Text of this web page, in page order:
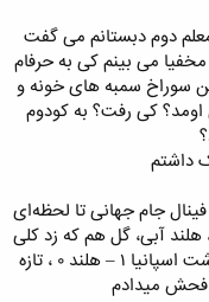
دوم دبستانم می گفت
می بینم کی به حرفام
سوراخ سمبه های خونه و
کی رفت؟ به کودوم
داشتم
جام جهانی‌ تا لحظه‌ای
هلند آبی‌، گل هم که زد کلی‌
لعنت فرستادم به هلند، بعد گل رو صفحه نوشت اسپانیا ۱ – هلند ۰ ، تازه
فحش میدادم